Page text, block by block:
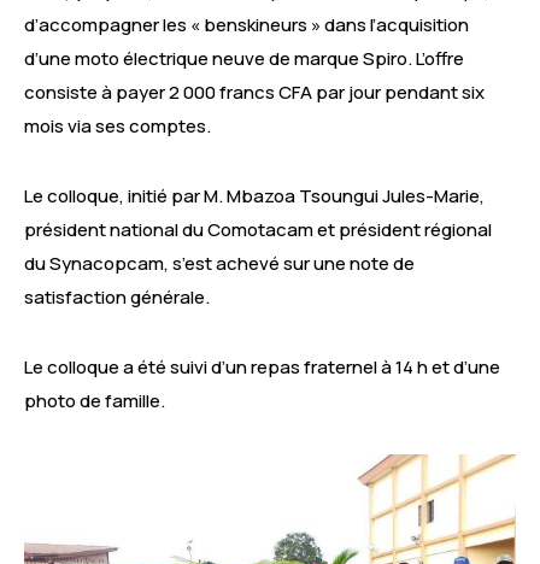
d’accompagner les « benskineurs » dans l’acquisition
d’une moto électrique neuve de marque Spiro. L’offre
consiste à payer 2 000 francs CFA par jour pendant six
mois via ses comptes.
Le colloque, initié par M. Mbazoa Tsoungui Jules-Marie,
président national du Comotacam et président régional
du Synacopcam, s’est achevé sur une note de
satisfaction générale.
Le colloque a été suivi d’un repas fraternel à 14 h et d’une
photo de famille.